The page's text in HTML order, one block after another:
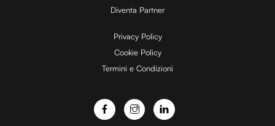
Diventa Partner
Privacy Policy
Cookie Policy
Termini e Condizioni